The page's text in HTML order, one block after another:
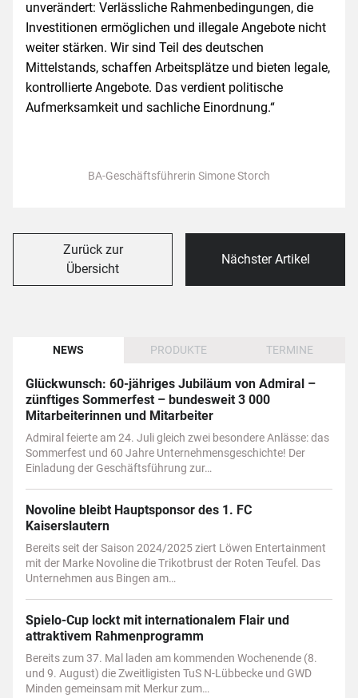
BA-Geschäftsführerin Simone Storch
unverändert: Verlässliche Rahmenbedingungen, die
Investitionen ermöglichen und illegale Angebote nicht
weiter stärken. Wir sind Teil des deutschen
Mittelstands, schaffen Arbeitsplätze und bieten legale,
kontrollierte Angebote. Das verdient politische
Aufmerksamkeit und sachliche Einordnung.“
Zurück zur
Übersicht
Nächster Artikel
NEWS PRODUKTE TERMINE
Glückwunsch: 60-jähriges Jubiläum von Admiral –
zünftiges Sommerfest – bundesweit 3 000
Mitarbeiterinnen und Mitarbeiter
Admiral feierte am 24. Juli gleich zwei besondere Anlässe: das
Sommerfest und 60 Jahre Unternehmensgeschichte! Der
Einladung der Geschäftsführung zur…
Novoline bleibt Hauptsponsor des 1. FC
Kaiserslautern
Bereits seit der Saison 2024/2025 ziert Löwen Entertainment
mit der Marke Novoline die Trikotbrust der Roten Teufel. Das
Unternehmen aus Bingen am…
Spielo-Cup lockt mit internationalem Flair und
attraktivem Rahmenprogramm
Bereits zum 37. Mal laden am kommenden Wochenende (8.
und 9. August) die Zweitligisten TuS N-Lübbecke und GWD
Minden gemeinsam mit Merkur zum…